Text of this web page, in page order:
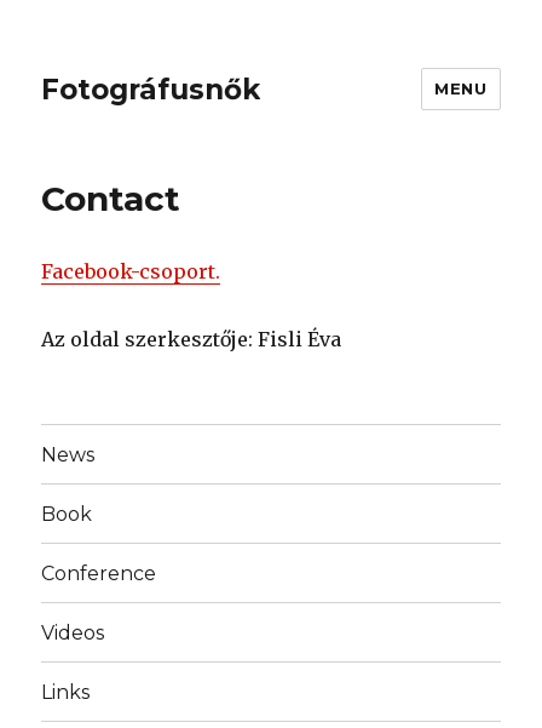
Fotográfusnők MENU
Contact
Facebook-csoport.
Az oldal szerkesztője: Fisli Éva
News
Book
Conference
Videos
Links